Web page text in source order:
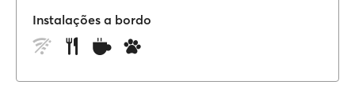
Instalações a bordo